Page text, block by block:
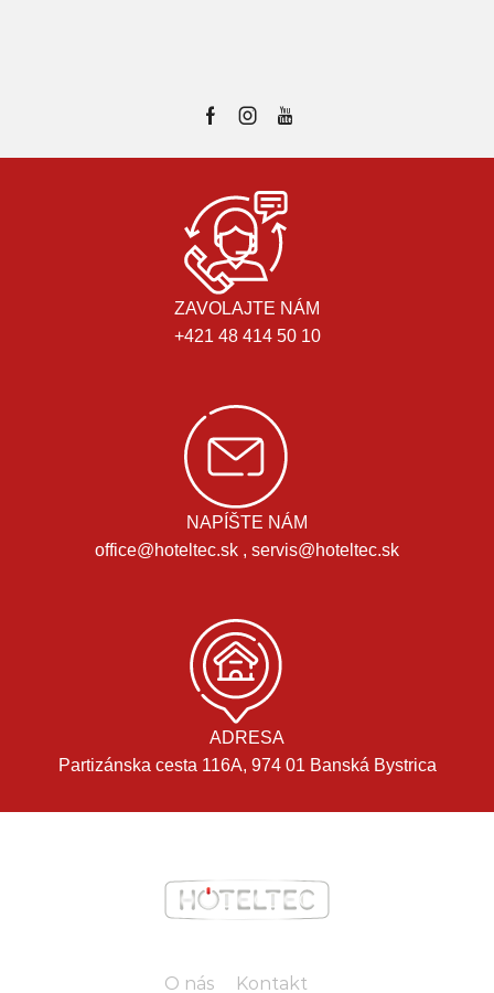
ZAVOLAJTE NÁM
+421 48 414 50 10
NAPÍŠTE NÁM
office@hoteltec.sk , servis@hoteltec.sk
ADRESA
Partizánska cesta 116A, 974 01 Banská Bystrica
O nás Kontakt